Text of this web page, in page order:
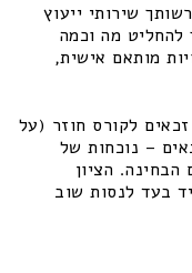
שירותי ייעוץ
להחליט מה וכמה
מותאם אישית,
לקורס חוזר (על
– נוכחות של
הבחינה. הציון
בעד לנסות שוב